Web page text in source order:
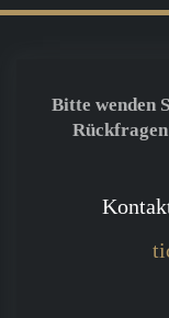
Bitte wenden
Rückfragen